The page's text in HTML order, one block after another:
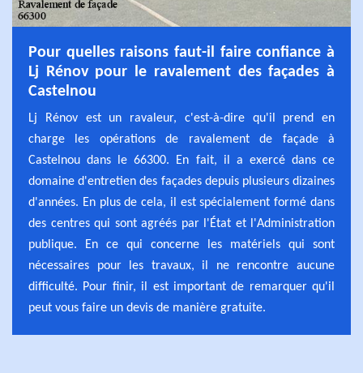
Pour quelles raisons faut-il faire confiance à
Lj Rénov pour le ravalement des façades à
Castelnou
Lj Rénov est un ravaleur, c'est-à-dire qu'il prend en
charge les opérations de ravalement de façade à
Castelnou dans le 66300. En fait, il a exercé dans ce
domaine d'entretien des façades depuis plusieurs dizaines
d'années. En plus de cela, il est spécialement formé dans
des centres qui sont agréés par l'État et l'Administration
publique. En ce qui concerne les matériels qui sont
nécessaires pour les travaux, il ne rencontre aucune
difficulté. Pour finir, il est important de remarquer qu'il
peut vous faire un devis de manière gratuite.